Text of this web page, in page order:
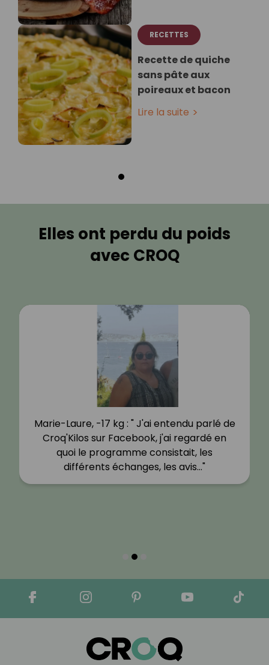
RECETTES
Recette de quiche
sans pâte aux
poireaux et bacon
Lire la suite
Elles ont perdu du poids
avec CROQ
Marie-Laure, -17 kg : " J'ai entendu parlé de
Croq'Kilos sur Facebook, j'ai regardé en
quoi le programme consistait, les
différents échanges, les avis…"